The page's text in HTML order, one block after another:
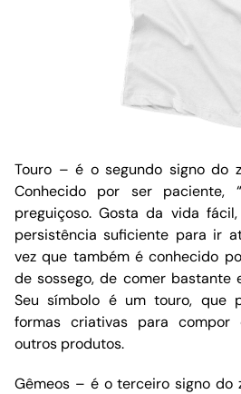
Touro – é o segundo signo do
Conhecido por ser paciente,
preguiçoso. Gosta da vida
persistência suficiente para ir
vez que também é conhecido
de sossego, de comer bastante
Seu símbolo é um touro, que
formas criativas para compor
outros produtos.
Gêmeos – é o terceiro signo do